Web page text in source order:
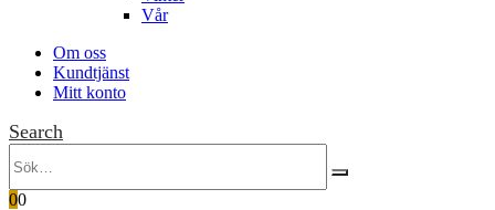
Vår
Om oss
Kundtjänst
Mitt konto
Search
00